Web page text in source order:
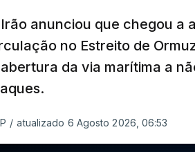
Irão anunciou que chegou a
no Estreito de
da via marítima a
/ atualizado 6 Agosto 2026, 06:53